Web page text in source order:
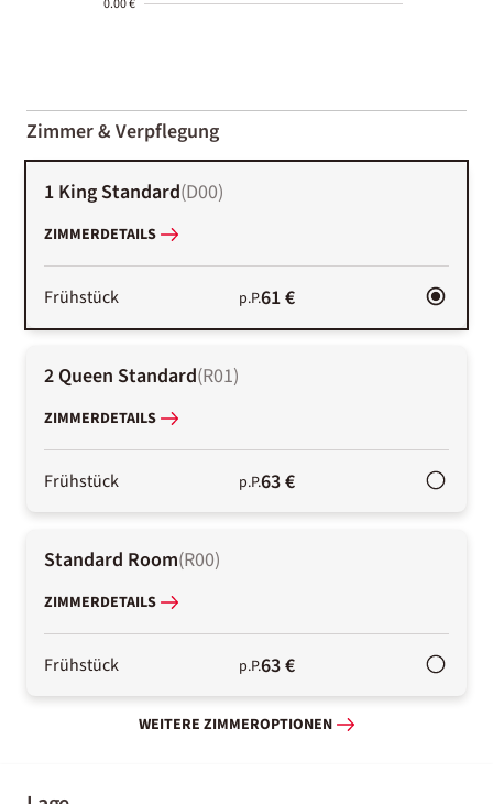
0.00 €
01-02
Zimmer & Verpflegung
1 King Standard(D00)
ZIMMERDETAILS
Frühstück p.P.61 €
2 Queen Standard(R01)
ZIMMERDETAILS
Frühstück p.P.63 €
Standard Room(R00)
ZIMMERDETAILS
Frühstück p.P.63 €
WEITERE ZIMMEROPTIONEN